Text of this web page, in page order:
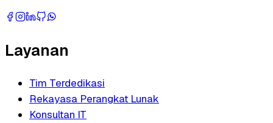
Layanan
Tim Terdedikasi
Rekayasa Perangkat Lunak
Konsultan IT